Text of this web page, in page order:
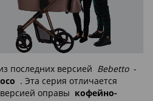
последних версией Bebetto-
. Эта серия отличается
оправы кофейно-